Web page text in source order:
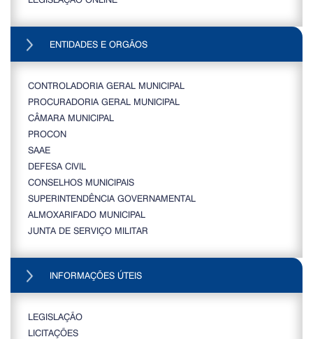
ENTIDADES E ORGÃOS
CONTROLADORIA GERAL MUNICIPAL
PROCURADORIA GERAL MUNICIPAL
CÂMARA MUNICIPAL
PROCON
SAAE
DEFESA CIVIL
CONSELHOS MUNICIPAIS
SUPERINTENDÊNCIA GOVERNAMENTAL
ALMOXARIFADO MUNICIPAL
JUNTA DE SERVIÇO MILITAR
INFORMAÇÕES ÚTEIS
LEGISLAÇÃO
LICITAÇÕES